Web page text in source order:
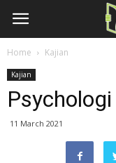
Home Kajian
Kajian
11 March 2021